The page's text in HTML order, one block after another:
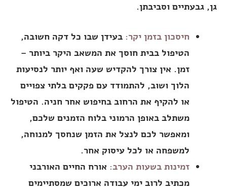
גן, גבעתיים וסביבתן.
חיסכון בזמן יקר:בעידן שבו כל דקה חשובה,
הטיפול בבית חוסך את המשאב היקר ביותר –
זמן. אין צורך להקדיש שעה ואף יותר לנסיעות
הלוך ושוב, להתמודד עם פקקים בלתי צפויים
או להקיף את הרחוב בחיפוש אחר חניה. הטיפול
משתלב באופן הרמוני בלוח הזמנים שלכם,
ומאפשר לכם לנצל את הזמן שנחסך למנוחה,
למשפחה או לכל עיסוק אחר.
זמינות בשעות הערב:אורח החיים האורבני
מכתיב לרוב ימי עבודה ארוכים שמסתיימים